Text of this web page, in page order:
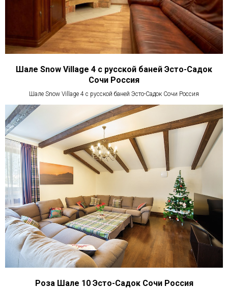
Шале Snow Village 4 с русской баней Эсто-Садок
Сочи Россия
Шале Snow Village 4 с русской баней Эсто-Садок Сочи Россия
Роза Шале 10 Эсто-Садок Сочи Россия